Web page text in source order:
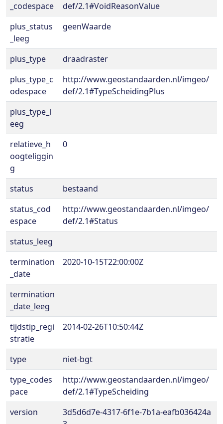
_codespace
def/2.1#VoidReasonValue
plus_status
_leeg
geenWaarde
plus_type
draadraster
plus_type_c
odespace
http://www.geostandaarden.nl/imgeo/
def/2.1#TypeScheidingPlus
plus_type_l
eeg
relatieve_h
oogteliggin
g
0
status
bestaand
status_cod
espace
http://www.geostandaarden.nl/imgeo/
def/2.1#Status
status_leeg
termination
_date
2020-10-15T22:00:00Z
termination
_date_leeg
tijdstip_regi
stratie
2014-02-26T10:50:44Z
type
niet-bgt
type_codes
pace
http://www.geostandaarden.nl/imgeo/
def/2.1#TypeScheiding
version
3d5d6d7e-4317-6f1e-7b1a-eafb036424a